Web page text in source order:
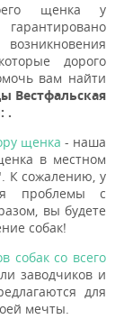
щенка у
дорого
вам найти
Вестфальская
.
щенка - наша
в местном
К сожалению, у
проблемы с
вы будете
собак!
собак со всего
заводчиков и
для
мечты.